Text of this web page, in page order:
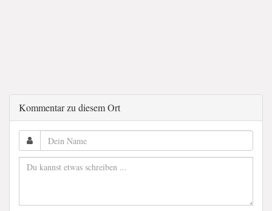
Kommentar zu diesem Ort